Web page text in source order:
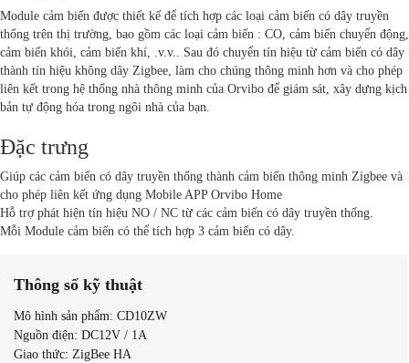
Module cảm biến được thiết kế để tích hợp các loại cảm biến có dây truyền
thống trên thị trường, bao gồm các loại cảm biến : CO, cảm biến chuyển động,
cảm biến khói, cảm biến khí, .v.v.. Sau đó chuyển tín hiệu từ cảm biến có dây
thành tín hiệu không dây Zigbee, làm cho chúng thông minh hơn và cho phép
liên kết trong hệ thống nhà thông minh của Orvibo để giám sát, xây dựng kịch
bản tự động hóa trong ngôi nhà của bạn.
Đặc trưng
Giúp các cảm biến có dây truyền thống thành cảm biến thông minh Zigbee và
cho phép liên kết ứng dụng Mobile APP Orvibo Home
Hỗ trợ phát hiện tín hiệu NO / NC từ các cảm biến có dây truyền thống.
Mỗi Module cảm biến có thể tích hợp 3 cảm biến có dây.
Thông số kỹ thuật
Mô hình sản phẩm: CD10ZW
Nguồn điện: DC12V / 1A
Giao thức: ZigBee HA